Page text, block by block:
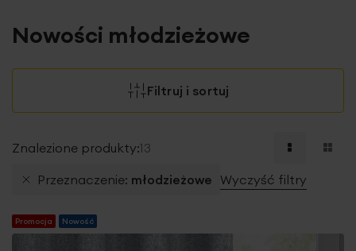
Nowości młodzieżowe
Filtruj i sortuj
Znalezione produkty:13
Przeznaczenie młodzieżowe Wyczyść filtry
Promocja Nowość